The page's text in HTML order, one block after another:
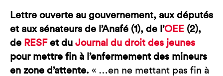
Lettre ouverte au gouvernement, aux députés
et aux sénateurs de l’Anafé (1), de l’OEE (2),
de RESFet du Journal du droit des jeunes
pour mettre fin à l’enfermement des mineurs
en zone d’attente. « …en ne mettant pas fin à